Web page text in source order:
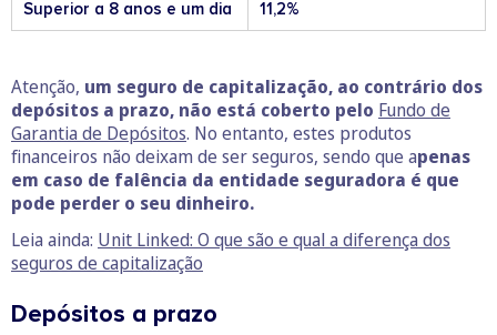
Superior a 8 anos e um dia 11,2%
Atenção, um seguro de capitalização, ao contrário dos
depósitos a prazo, não está coberto pelo Fundo de
Garantia de Depósitos. No entanto, estes produtos
financeiros não deixam de ser seguros, sendo que apenas
em caso de falência da entidade seguradora é que
pode perder o seu dinheiro.
Leia ainda: Unit Linked: O que são e qual a diferença dos
seguros de capitalização
Depósitos a prazo